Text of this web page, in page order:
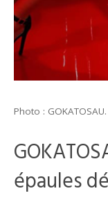
Photo : GOKATOSAU.
épaules